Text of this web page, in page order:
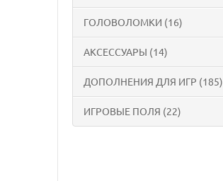
ГОЛОВОЛОМКИ (16)
АКСЕССУАРЫ (14)
ДОПОЛНЕНИЯ ДЛЯ ИГР (185)
ИГРОВЫЕ ПОЛЯ (22)